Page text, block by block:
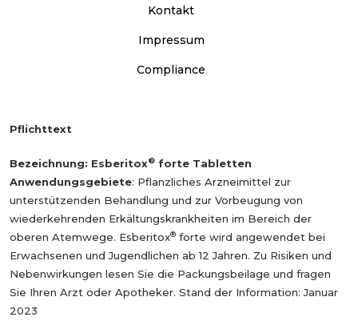
Kontakt
Impressum
Compliance
Pflichttext
Bezeichnung: Esberitox® forte Tabletten
Anwendungsgebiete: Pflanzliches Arzneimittel zur
unterstützenden Behandlung und zur Vorbeugung von
wiederkehrenden Erkältungskrankheiten im Bereich der
oberen Atemwege. Esberitox® forte wird angewendet bei
Erwachsenen und Jugendlichen ab 12 Jahren. Zu Risiken und
Nebenwirkungen lesen Sie die Packungsbeilage und fragen
Sie Ihren Arzt oder Apotheker. Stand der Information: Januar
2023